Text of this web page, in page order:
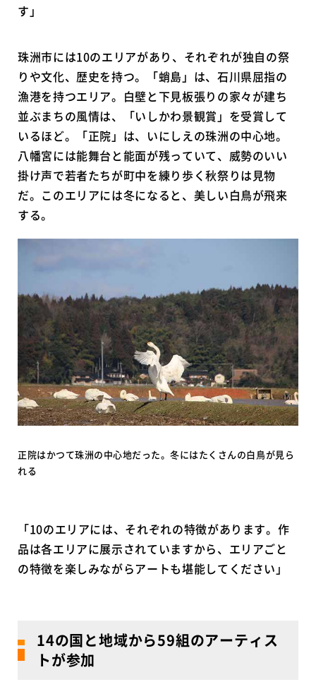
す」
珠洲市には10のエリアがあり、それぞれが独自の祭
りや文化、歴史を持つ。「蛸島」は、石川県屈指の
漁港を持つエリア。白壁と下見板張りの家々が建ち
並ぶまちの風情は、「いしかわ景観賞」を受賞して
いるほど。「正院」は、いにしえの珠洲の中心地。
八幡宮には能舞台と能面が残っていて、威勢のいい
掛け声で若者たちが町中を練り歩く秋祭りは見物
だ。このエリアには冬になると、美しい白鳥が飛来
する。
正院はかつて珠洲の中心地だった。冬にはたくさんの白鳥が見ら
れる
「10のエリアには、それぞれの特徴があります。作
品は各エリアに展示されていますから、エリアごと
の特徴を楽しみながらアートも堪能してください」
14の国と地域から59組のアーティス
トが参加